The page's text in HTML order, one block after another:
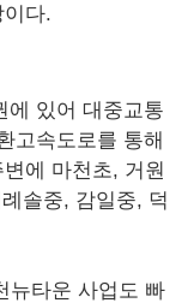
다.
에 있어 대중교통
고속도로를 통해
에 마천초, 거원
솔중, 감일중, 덕
뉴타운 사업도 빠